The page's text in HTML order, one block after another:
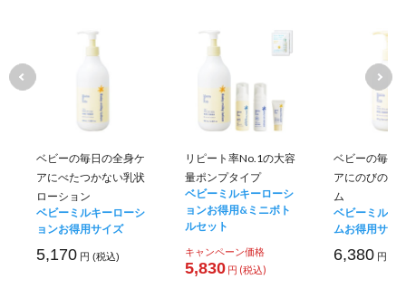
ベビーの毎日の全身ケ
アにべたつかない乳状
ローション
ベビーミルキーローシ
ョンお得用サイズ
5,170 円 (税込)
リピート率No.1の大容
量ポンプタイプ
ベビーミルキーローシ
ョンお得用&ミニボト
ルセット
キャンペーン価格
5,830 円 (税込)
ベビーの毎日
アにのびのい
ム
ベビーミルキ
ムお得用サイ
6,380 円 (税